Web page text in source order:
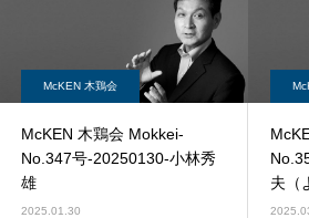
McKEN 木鶏会
McKEN 木鶏会 Mokkei-
No.347号-20250130-小林秀
雄
2025.01.30
夫（